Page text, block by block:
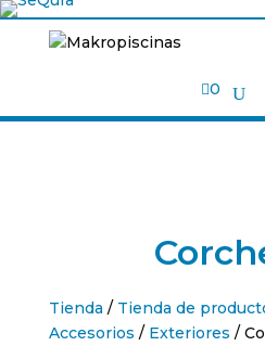
0
Tienda / Tienda de
Accesorios / Exteriores /